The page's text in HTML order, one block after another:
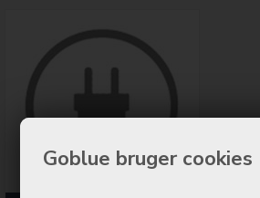
Goblue bruger cookies